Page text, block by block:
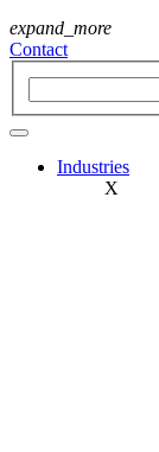
expand_more
Contact
Industries
X